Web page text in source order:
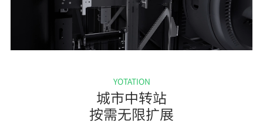
YOTATION
城市中转站
按需无限扩展